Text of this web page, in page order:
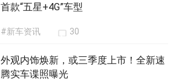
首款“五星+4G”车型
#新车资讯 30
外观内饰焕新，或三季度上市！全新速
腾实车谍照曝光